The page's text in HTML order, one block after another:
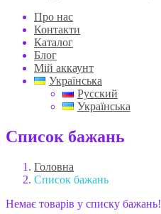
Про нас
Контакти
Каталог
Блог
Мій аккаунт
Українська
Русский
Українська
Список бажань
Головна
Список бажань
Немає товарів у списку бажань!